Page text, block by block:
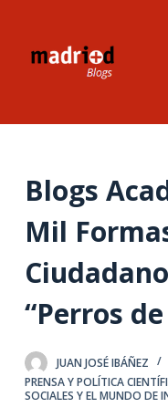
e
d
o
Blogs
Mil
“Perros
JUAN JOSÉ IBÁÑEZ
PRENSA Y POLÍTICA
SOCIALES Y EL MUNDO DE